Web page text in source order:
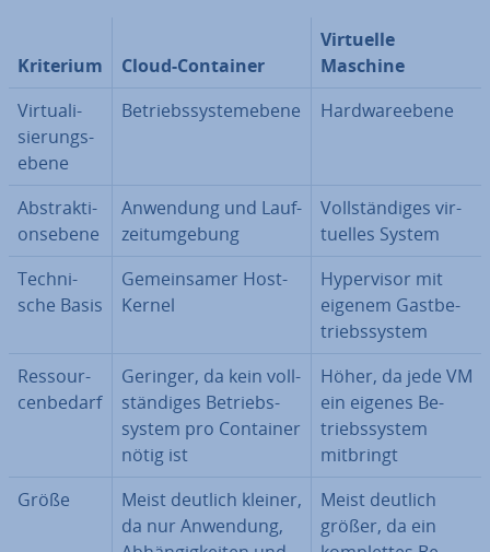
Kriterium Cloud-Container
Virtuelle
Maschine
Vir­tua­li­
sie­rungs­
ebe­ne
Be­triebs­sys­tem­ebe­ne Hard­ware­ebe­ne
Abs­trak­ti­
ons­ebe­ne
Anwendung und Lauf­
zeit­um­ge­bung
Voll­stän­di­ges vir­
tu­el­les System
Tech­ni­
sche Basis
Ge­mein­sa­mer Host-
Kernel
Hy­per­vi­sor mit
eigenem Gast­be­
triebs­sys­tem
Res­sour­
cen­be­darf
Geringer, da kein voll­
stän­di­ges Be­triebs­
sys­tem pro Container
nötig ist
Höher, da jede VM
ein eigenes Be­
triebs­sys­tem
mitbringt
Größe
Meist deutlich kleiner,
da nur Anwendung,
Meist deutlich
größer, da ein